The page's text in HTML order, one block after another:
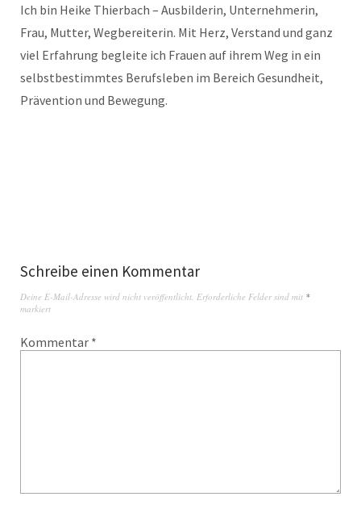
Ich bin Heike Thierbach – Ausbilderin, Unternehmerin,
Frau, Mutter, Wegbereiterin. Mit Herz, Verstand und ganz
viel Erfahrung begleite ich Frauen auf ihrem Weg in ein
selbstbestimmtes Berufsleben im Bereich Gesundheit,
Prävention und Bewegung.
Schreibe einen Kommentar
Deine E-Mail-Adresse wird nicht veröffentlicht. Erforderliche Felder sind mit *
markiert
Kommentar *